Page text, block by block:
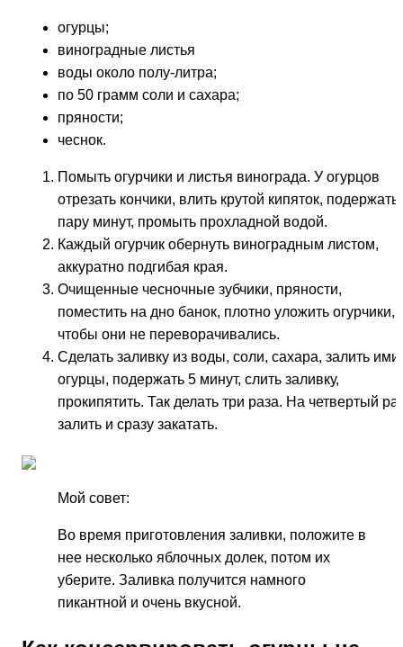
огурцы;
виноградные листья
воды около полу-литра;
по 50 грамм соли и сахара;
пряности;
чеснок.
Помыть огурчики и листья винограда. У огурцов
отрезать кончики, влить крутой кипяток, подержать
пару минут, промыть прохладной водой.
Каждый огурчик обернуть виноградным листом,
аккуратно подгибая края.
Очищенные чесночные зубчики, пряности,
поместить на дно банок, плотно уложить огурчики,
чтобы они не переворачивались.
Сделать заливку из воды, соли, сахара, залить ими
огурцы, подержать 5 минут, слить заливку,
прокипятить. Так делать три раза. На четвертый
залить и сразу закатать.
Мой совет:
Во время приготовления заливки, положите в
нее несколько яблочных долек, потом их
уберите. Заливка получится намного
пикантной и очень вкусной.